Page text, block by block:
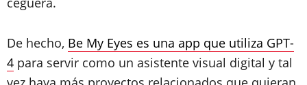
De hecho, Be My Eyes es una app que utiliza GPT-
4 para servir como un asistente visual digital y tal